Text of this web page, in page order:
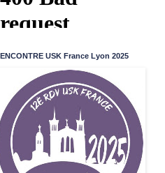
USK France Lyon 2025